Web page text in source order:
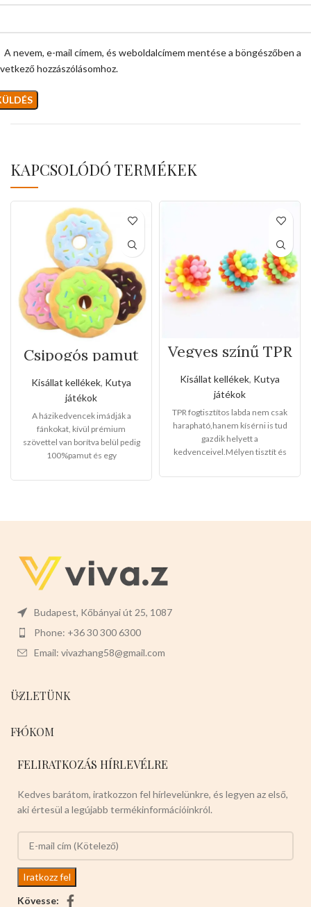
A nevem, e-mail címem, és weboldalcímem mentése a böngészőben a
hozzászólásomhoz.
KAPCSOLÓDÓ TERMÉKEK
Csipogós pamut
fánkok
Kisállat kellékek, Kutya
játékok
A házikedvencek imádják a
fánkokat, kívül prémium
szövettel van borítva belül pedig
100%pamut és egy
gombbal van hozzáadva.12db-os
csokisszín
is a csipogós pamut fánkokból!
Vegyes színű TPR
fogtisztítos labda
Kisállat kellékek, Kutya
játékok
TPR fogtisztítos labda nem csak
harapható,hanem kísérni is tud
gazdik helyett a
kedvenceivel.Mélyen tisztít és
rugalmassága.Mérete: 8cmEz
Budapest, Kőbányai út 25, 1087
Phone: +36 30 300 6300
Email: vivazhang58@gmail.com
ÜZLETÜNK
FIÓKOM
FELIRATKOZÁS HÍRLEVÉLRE
Kedves barátom, iratkozzon fel hírlevelünkre, és legyen az első,
aki értesül a legújabb termékinformációinkról.
Kövesse: